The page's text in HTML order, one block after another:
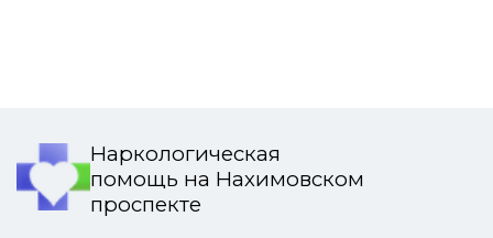
Наркологическая
помощь на Нахимовском
проспекте